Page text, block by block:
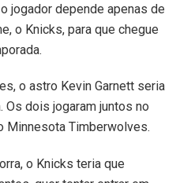
jogador depende apenas de
o Knicks, para que chegue
o astro Kevin Garnett seria
dois jogaram juntos no
Minnesota Timberwolves.
o Knicks teria que